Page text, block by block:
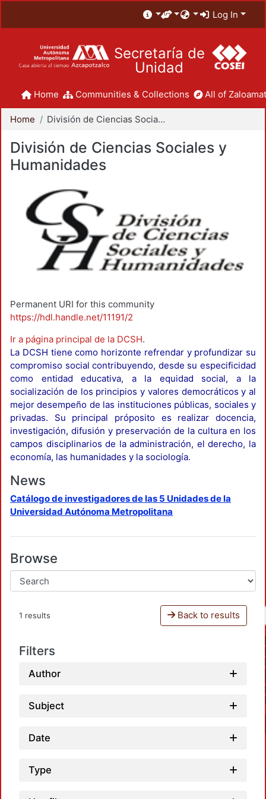
Log In
Secretaría de
Unidad
Home Communities & Collections All of
Home División de Ciencias Sociales y Humanidades
División de Ciencias Sociales y
Humanidades
Permanent URI for this community
https://hdl.handle.net/11191/2
Ir a página principal de la DCSH.
La DCSH tiene como horizonte refrendar y profundizar su
compromiso social contribuyendo, desde su especificidad
como entidad educativa, a la equidad social, a la
socialización de los principios y valores democráticos y al
mejor desempeño de las instituciones públicas, sociales y
privadas. Su principal próposito es realizar docencia,
investigación, difusión y preservación de la cultura en los
campos disciplinarios de la administración, el derecho, la
economía, las humanidades y la sociología.
News
Catálogo de investigadores de las 5 Unidades de la
Universidad Autónoma Metropolitana
Browse
1 results Back to results
Filters
Author
Subject
Date
Type